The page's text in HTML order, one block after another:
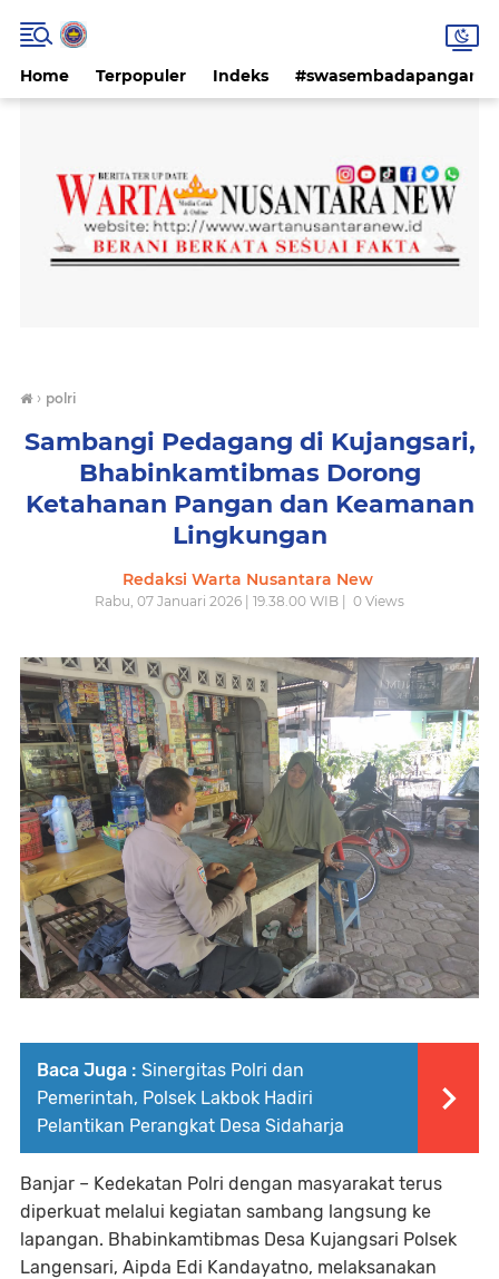
Home Terpopuler Indeks #swasembadapangan
› polri
Sambangi Pedagang di Kujangsari,
Bhabinkamtibmas Dorong
Ketahanan Pangan dan Keamanan
Lingkungan
Redaksi Warta Nusantara New
Rabu, 07 Januari 2026 | 19.38.00 WIB | 0 Views
Baca Juga : Sinergitas Polri dan
Pemerintah, Polsek Lakbok Hadiri
Pelantikan Perangkat Desa Sidaharja
Banjar – Kedekatan Polri dengan masyarakat terus
diperkuat melalui kegiatan sambang langsung ke
lapangan. Bhabinkamtibmas Desa Kujangsari Polsek
Langensari, Aipda Edi Kandayatno, melaksanakan